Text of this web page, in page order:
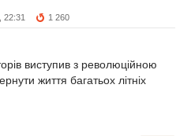
22:31 1 260
виступив з революційною
життя багатьох літніх